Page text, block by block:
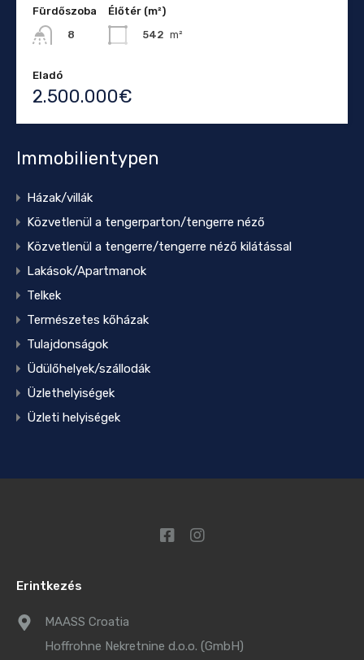
Fürdőszoba
8
Élőtér (m²)
542 m²
Eladó
2.500.000€
Immobilientypen
Házak/villák
Közvetlenül a tengerparton/tengerre néző
Közvetlenül a tengerre/tengerre néző kilátással
Lakások/Apartmanok
Telkek
Természetes kőházak
Tulajdonságok
Üdülőhelyek/szállodák
Üzlethelyiségek
Üzleti helyiségek
Erintkezés
MAASS Croatia
Hoffrohne Nekretnine d.o.o. (GmbH)